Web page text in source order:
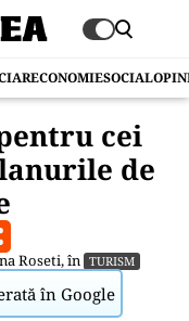
ECONOMIESOCIAL
cei
de
Roseti, în TURISM
în Google